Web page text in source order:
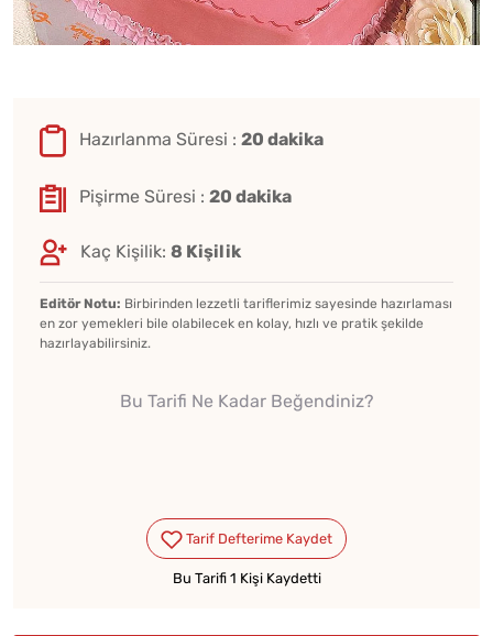
Hazırlanma Süresi : 20 dakika
Pişirme Süresi : 20 dakika
Kaç Kişilik: 8 Kişilik
Editör Notu: Birbirinden lezzetli tariflerimiz sayesinde hazırlaması
en zor yemekleri bile olabilecek en kolay, hızlı ve pratik şekilde
hazırlayabilirsiniz.
Bu Tarifi Ne Kadar Beğendiniz?
Bu Tarifi 1 Kişi Kaydetti